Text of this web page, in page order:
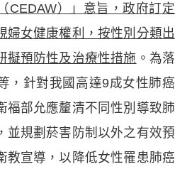
CEDAW）」意旨，政府訂定
婦女健康權利，按性別分類出
擬預防性及治療性措施 。為落
，針對我國高達9成女性肺癌
福部允應釐清不同性別導致肺
並規劃菸害防制以外之有效預
教宣導，以降低女性罹患肺癌